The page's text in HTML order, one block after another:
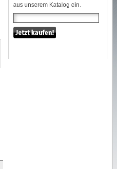
aus unserem Katalog ein.